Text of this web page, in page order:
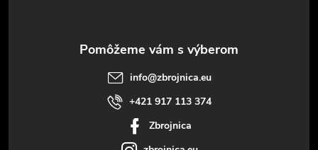
info@zbrojnica.eu
+421 917 113 374
Zbrojnica